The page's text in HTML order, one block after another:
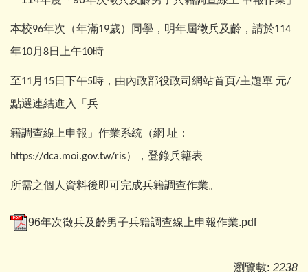
本校96年次 （年滿19歲）同學，明年屆徵兵及齡，請於114
年10月 8日上午10時
至11月 15日下午5時，由內政部役政司網站首頁/主題單 元/
點選連結進入「兵
籍調查線上申報」作業系統（網 址：
https://dca.moi.gov.tw/ris），登錄兵籍表
所需之個人資料後即可完成兵籍調查作業。
96年次徵兵及齡男子兵籍調查線上申報作業.pdf
瀏覽數: 2238